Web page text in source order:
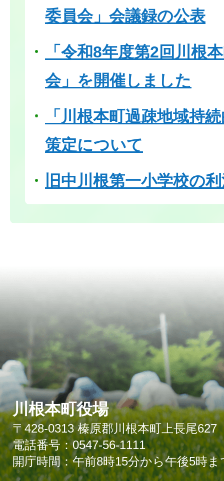
委員会」会議録の公表
「令和8年度第2回川根
会」を開催しました
「川根本町過疎地域持
策定について
旧中川根第一小学校の
川根本町役場
〒428-0313 榛原郡川根本町上長尾627
電話番号：0547-56-1111
開庁時間：午前8時15分から午後5時ま